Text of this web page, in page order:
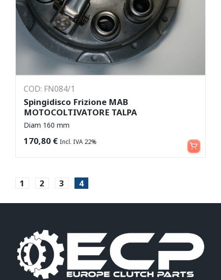
COD: FN084/1
Spingidisco Frizione MAB
MOTOCOLTIVATORE TALPA
Diam 160 mm
170,80 € Incl. IVA 22% Leggi tutto
1 2 3 4